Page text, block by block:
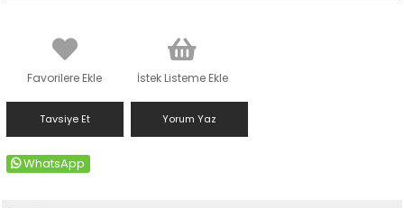
Favorilere Ekle İstek Listeme Ekle
Tavsiye Et Yorum Yaz
WhatsApp